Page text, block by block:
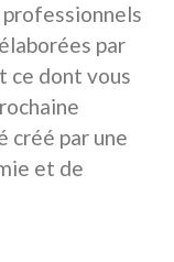
par
ce dont vous
créé par une
et de